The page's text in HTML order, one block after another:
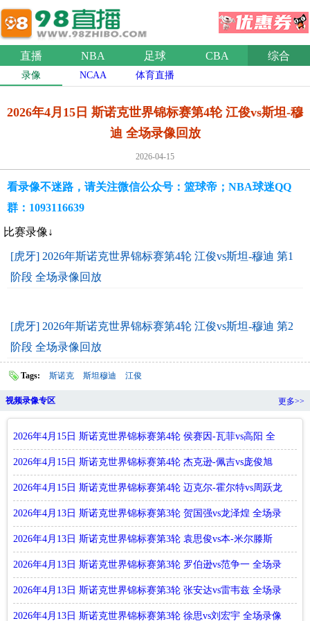
直播 NBA 足球 CBA 综合
录像 NCAA 体育直播
2026年4月15日 斯诺克世界锦标赛第4轮 江俊vs斯坦-穆
迪 全场录像回放
2026-04-15
看录像不迷路，请关注微信公众号：篮球帝；NBA球迷QQ
群：1093116639
比赛录像↓
[虎牙] 2026年斯诺克世界锦标赛第4轮 江俊vs斯坦-穆迪 第1
阶段 全场录像回放
[虎牙] 2026年斯诺克世界锦标赛第4轮 江俊vs斯坦-穆迪 第2
阶段 全场录像回放
Tags: 斯诺克 斯坦穆迪 江俊
视频录像专区 更多>>
2026年4月15日 斯诺克世界锦标赛第4轮 侯赛因-瓦菲vs高阳 全
场录像回放
2026年4月15日 斯诺克世界锦标赛第4轮 杰克逊-佩吉vs庞俊旭
全场录像回放
2026年4月15日 斯诺克世界锦标赛第4轮 迈克尔-霍尔特vs周跃龙
全场录像回放
2026年4月13日 斯诺克世界锦标赛第3轮 贺国强vs龙泽煌 全场录
像回放
2026年4月13日 斯诺克世界锦标赛第3轮 袁思俊vs本-米尔滕斯
全场录像回放
2026年4月13日 斯诺克世界锦标赛第3轮 罗伯逊vs范争一 全场录
像回放
2026年4月13日 斯诺克世界锦标赛第3轮 张安达vs雷韦兹 全场录
像回放
2026年4月13日 斯诺克世界锦标赛第3轮 徐思vs刘宏宇 全场录像